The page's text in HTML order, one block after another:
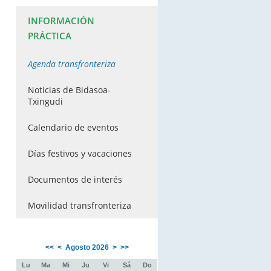
INFORMACIÓN
PRÁCTICA
Agenda transfronteriza
Noticias de Bidasoa-
Txingudi
Calendario de eventos
Días festivos y vacaciones
Documentos de interés
Movilidad transfronteriza
<< < Agosto 2026 > >>
Lu Ma Mi Ju Vi Sá Do